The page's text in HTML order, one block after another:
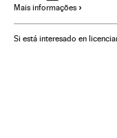
Mais informações
Si está interesado en